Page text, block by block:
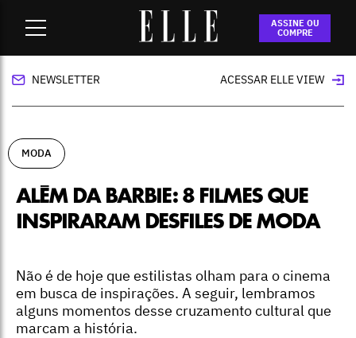
ASSINE OU
COMPRE
Além da Barbie: 8 filmes que inspiraram
desfiles de moda
NEWSLETTER ACESSAR ELLE VIEW
MODA
ALÉM DA BARBIE: 8 FILMES QUE
INSPIRARAM DESFILES DE MODA
Não é de hoje que estilistas olham para o cinema
em busca de inspirações. A seguir, lembramos
alguns momentos desse cruzamento cultural que
marcam a história.